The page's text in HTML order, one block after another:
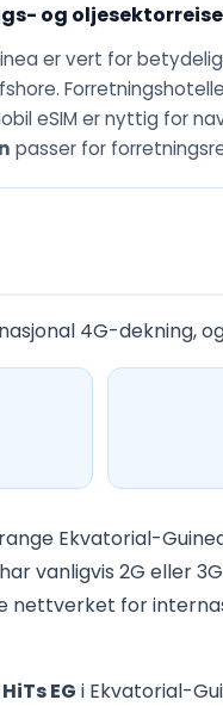
og
er vert for
eSIM er nyttig for
passer for
4G-dekning,
Ekvatorial-
vanligvis 2G eller
nettverket for
HiTs EG i Ekvatorial-